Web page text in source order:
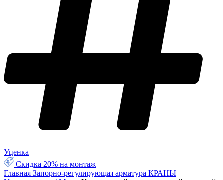
Уценка
Скидка 20% на монтаж
Главная Запорно-регулирующая арматура КРАНЫ